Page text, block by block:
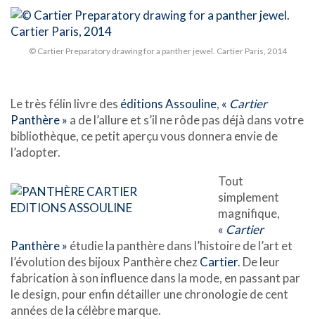
© Cartier Preparatory drawing for a panther jewel. Cartier Paris, 2014
Le très félin livre des éditions Assouline, « Cartier
Panthère » a de l’allure et s’il ne rôde pas déjà dans votre
bibliothèque, ce petit aperçu vous donnera envie de
l’adopter.
Tout
simplement
magnifique,
« Cartier
Panthère » étudie la panthère dans l’histoire de l’art et
l’évolution des bijoux Panthère chezCartier. De leur
fabrication à son influence dans la mode, en passant par
le design, pour enfin détailler une chronologie de cent
années de la célèbre marque.